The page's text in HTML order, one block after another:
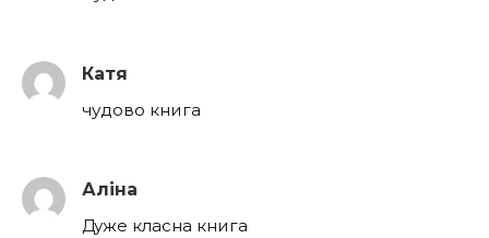
Катя
чудово книга
Аліна
Дуже класна книга